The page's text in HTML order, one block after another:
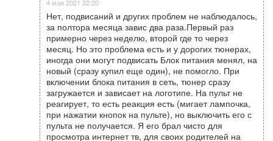
4 мая 2021 22:20
Нет, подвисаний и других проблем не наблюдалось,
за полтора месяца завис два раза.Первый раз
примерно через неделю, второй где то через
месяц. Но это проблема есть и у дорогих тюнерах,
иногда они могут подвисать Блок питания менял, на
новый (сразу купил еще один), не помогло. При
включении блока питания в сеть, тюнер сразу
загружается и зависает на логотипе. На пульт не
реагирует, то есть реакция есть (мигает лампочка,
при нажатии кнопок на пульте), но выключить его с
пульта не получается. Я его брал чисто для
просмотра интернет тв, для своих родителей на